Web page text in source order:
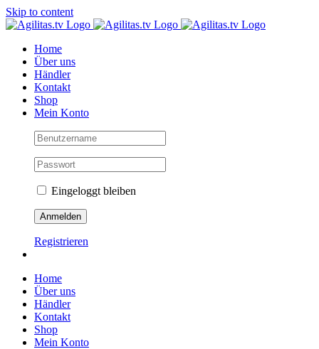
Skip to content
Home
Über uns
Händler
Kontakt
Shop
Mein Konto
Eingeloggt bleiben
Registrieren
Home
Über uns
Händler
Kontakt
Shop
Mein Konto